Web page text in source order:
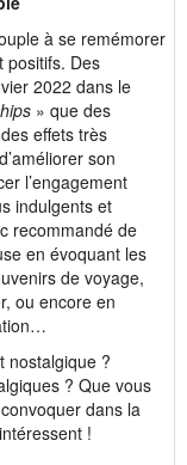
à se remémorer
positifs. Des
2022 dans le
» que des
effets très
son
l’engagement
indulgents et
recommandé de
en évoquant les
de voyage,
ou encore en
nostalgique ?
? Que vous
dans la
!